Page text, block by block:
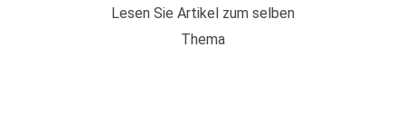
Lesen Sie Artikel zum selben
Thema